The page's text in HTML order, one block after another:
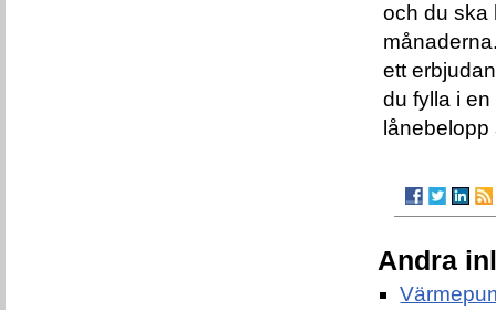
och du ska
ett
du fylla i
Andra